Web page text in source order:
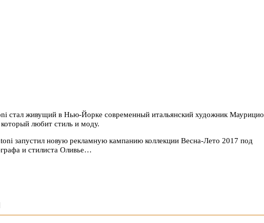
стал живущий в Нью-Йорке современный итальянский художник Маурицио
любит стиль и моду.
запустил новую рекламную кампанию коллекции Весна-Лето 2017 под
и стилиста Оливье…